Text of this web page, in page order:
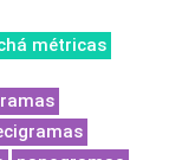
métricas